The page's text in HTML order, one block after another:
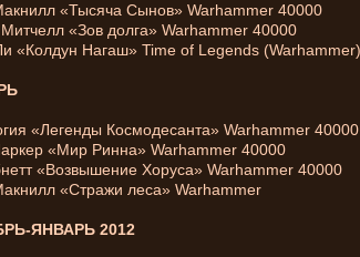
«Тысяча Сынов» Warhammer 40000
«Зов долга» Warhammer 40000
«Колдун Нагаш» Time of Legends (Warhammer)
«Легенды Космодесанта» Warhammer 40000
«Мир Ринна» Warhammer 40000
«Возвышение Хоруса» Warhammer 40000
«Стражи леса» Warhammer
ЯНВАРЬ 2012